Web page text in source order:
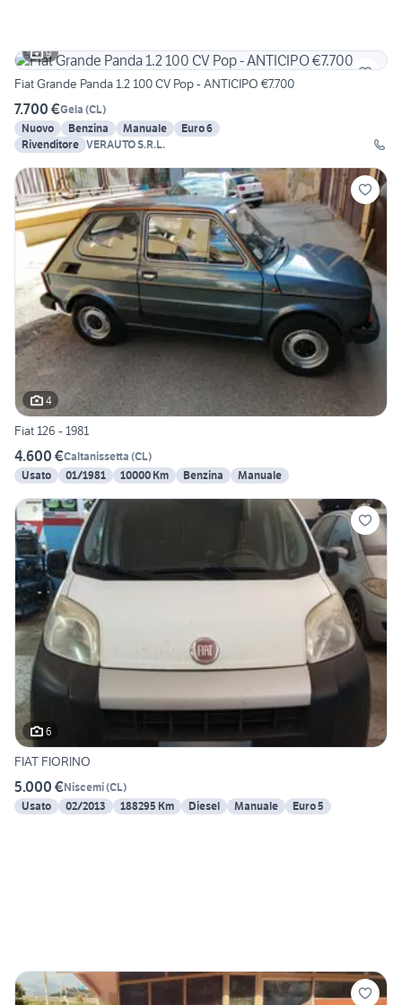
9
Fiat Grande Panda 1.2 100 CV Pop - ANTICIPO €7.700
7.700 €Gela (CL)
Nuovo
Benzina Manuale
Euro 6
Rivenditore VERAUTO S.R.L.
4
Fiat 126 - 1981
4.600 €Caltanissetta (CL)
Usato
01/1981 10000 Km Benzina Manuale
6
FIAT FIORINO
5.000 €Niscemi(CL)
Usato
02/2013 188295 Km Diesel Manuale Euro 5